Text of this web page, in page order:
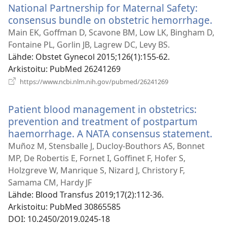
National Partnership for Maternal Safety:
consensus bundle on obstetric hemorrhage.
Main EK, Goffman D, Scavone BM, Low LK, Bingham D,
Fontaine PL, Gorlin JB, Lagrew DC, Levy BS.
Lähde‎: Obstet Gynecol 2015;126(1):155-62.
Arkistoitu‎: PubMed 26241269
https://www.ncbi.nlm.nih.gov/pubmed/26241269
Patient blood management in obstetrics:
prevention and treatment of postpartum
haemorrhage. A NATA consensus statement.
Muñoz M, Stensballe J, Ducloy-Bouthors AS, Bonnet
MP, De Robertis E, Fornet I, Goffinet F, Hofer S,
Holzgreve W, Manrique S, Nizard J, Christory F,
Samama CM, Hardy JF
Lähde‎: Blood Transfus 2019;17(2):112-36.
Arkistoitu‎: PubMed 30865585
DOI‎: 10.2450/2019.0245-18